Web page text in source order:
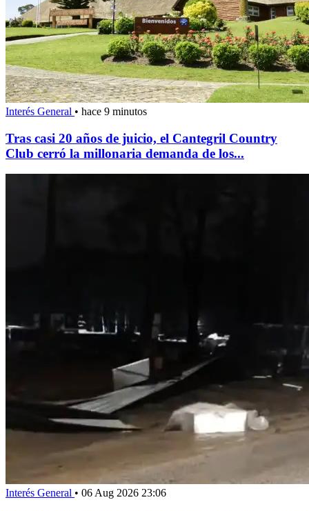
Interés General • hace 9 minutos
Tras casi 20 años de juicio, el Cantegril Country
Club cerró la millonaria demanda de los...
Interés General • 06 Aug 2026 23:06